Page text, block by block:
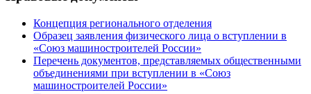
Концепция регионального отделения
Образец заявления физического лица о вступлении в
«Союз машиностроителей России»
Перечень документов, представляемых общественными
объединениями при вступлении в «Союз
машиностроителей России»